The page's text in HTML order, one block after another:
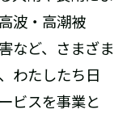
波・高潮被
など、さまざま
わたしたち日
ビスを事業と